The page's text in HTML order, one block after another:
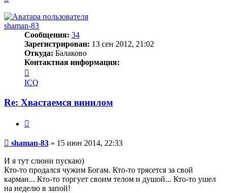
началу
shaman-83
Сообщения: 34
Зарегистрирован: 13 сен 2012, 21:02
Откуда: Балаково
Контактная информация:
информация
пользователя
83
ICQ
Re: Хвастаемся винилом
Сообщение
shaman-83 » 15 июн 2014, 22:33
И я тут слюни пускаю)
Кто-то продался чужим Богам. Кто-то трясется за свой
карман... Кто-то торгует своим телом и душой... Кто-то ушел
на неделю в запой!